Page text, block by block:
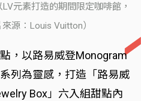
元素打造的期間限定咖啡館，
源：Louis Vuitton）
，以路易威登Monogram
列為靈感，打造「路易威
Box」六入組甜點內